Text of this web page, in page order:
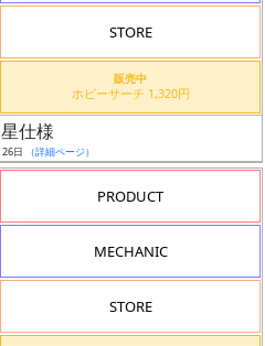
STORE
販売中
ホビーサーチ 1,320円
仕様
日 （詳細ページ）
PRODUCT
MECHANIC
STORE